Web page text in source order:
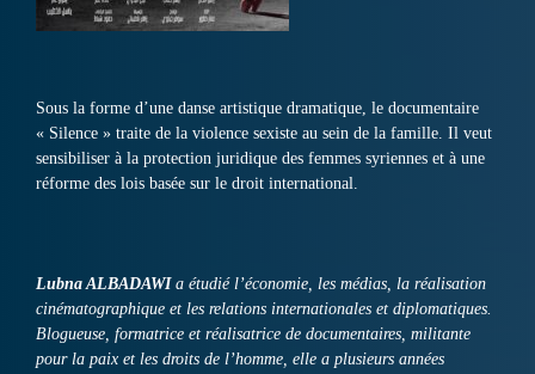
Sous la forme d’une danse artistique dramatique, le documentaire
« Silence » traite de la violence sexiste au sein de la famille. Il veut
sensibiliser à la protection juridique des femmes syriennes et à une
réforme des lois basée sur le droit international.
Lubna ALBADAWIa étudié l’économie, les médias, la réalisation
cinématographique et les relations internationales et diplomatiques.
Blogueuse, formatrice et réalisatrice de documentaires, militante
pour la paix et les droits de l’homme, elle a plusieurs années